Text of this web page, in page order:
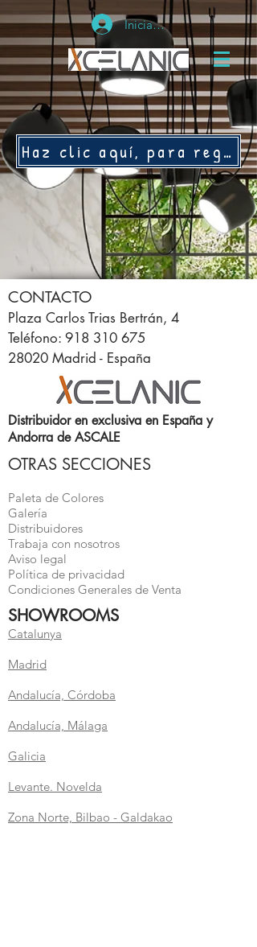
Iniciar sesión
Haz clic aquí, para registrar tú GARANTÍA ASCALE
CONTACTO
Plaza Carlos Trias Bertrán, 4
Teléfono: 918 310 675
28020 Madrid - España
Distribuidor en exclusiva en España y
Andorra de ASCALE
OTRAS SECCIONES
Paleta de Colores
Galería
Distribuidores
Trabaja con nosotros
Aviso legal
Política de privacidad
Condiciones Generales de Venta
SHOWROOMS
Catalunya
Madrid
Andalucía, Córdoba
Andalucía, Málaga
Galicia
Levante. Novelda
Zona Norte, Bilbao - Galdakao